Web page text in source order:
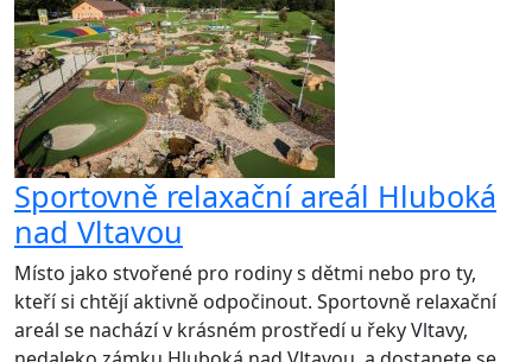
Sportovně relaxační areál Hluboká
nad Vltavou
Místo jako stvořené pro rodiny s dětmi nebo pro ty,
kteří si chtějí aktivně odpočinout. Sportovně relaxační
areál se nachází v krásném prostředí u řeky Vltavy,